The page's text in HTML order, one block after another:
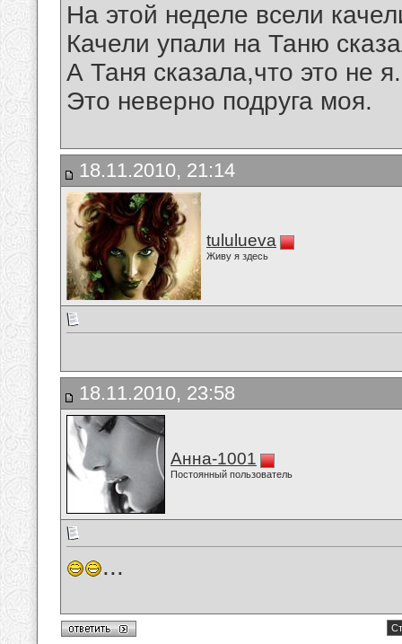
На этой неделе всели
Качели упали на Таню
А Таня сказала,что это не я.
Это неверно подруга моя.
18.11.2010, 21:14
tululueva
Живу я здесь
18.11.2010, 23:58
Анна-1001
Постоянный пользователь
...